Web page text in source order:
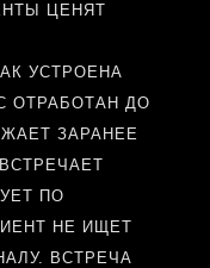
ЦЕНЯТ
УСТРОЕНА
ОТРАБОТАН ДО
ЗАРАНЕЕ
ПО
НЕ ИЩЕТ
ВСТРЕЧА